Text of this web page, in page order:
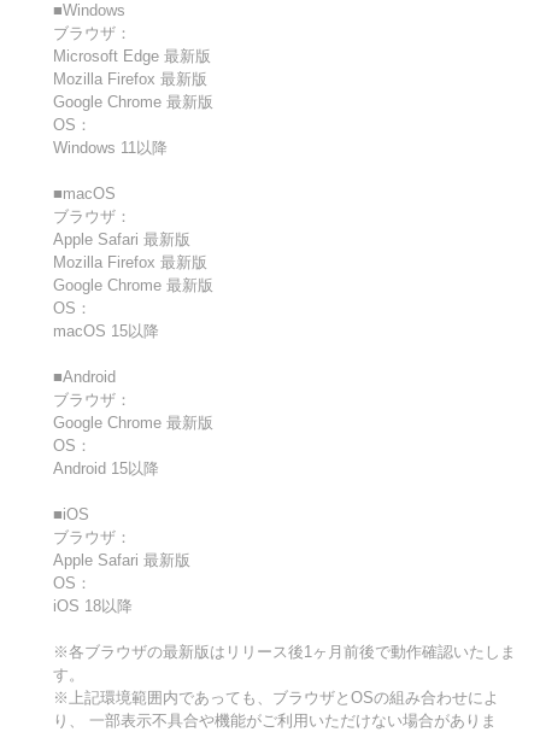
■Windows
ブラウザ：
Microsoft Edge 最新版
Mozilla Firefox 最新版
Google Chrome 最新版
OS：
Windows 11以降
■macOS
ブラウザ：
Apple Safari 最新版
Mozilla Firefox 最新版
Google Chrome 最新版
OS：
macOS 15以降
■Android
ブラウザ：
Google Chrome 最新版
OS：
Android 15以降
■iOS
ブラウザ：
Apple Safari 最新版
OS：
iOS 18以降
※各ブラウザの最新版はリリース後1ヶ月前後で動作確認いたしま
す。
※上記環境範囲内であっても、ブラウザとOSの組み合わせによ
り、 一部表示不具合や機能がご利用いただけない場合がありま